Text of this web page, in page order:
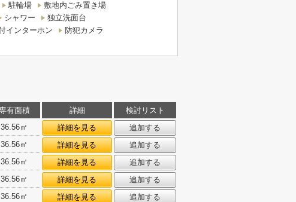
駐輪場
敷地内ごみ置き場
シャワー
独立洗面台
インターホン 防犯カメラ
有面積 詳細
検討リスト
36.56㎡ 詳細を見る
追加する
36.56㎡ 詳細を見る
追加する
36.56㎡ 詳細を見る
追加する
36.56㎡ 詳細を見る
追加する
36.56㎡ 詳細を見る
追加する